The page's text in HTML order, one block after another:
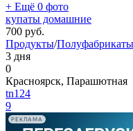
+ Ещё 0 фото
купаты домашние
700 руб.
Продукты/Полуфабрикаты
3 дня
0
Красноярск, Парашютная
tn124
9
РЕКЛАМА